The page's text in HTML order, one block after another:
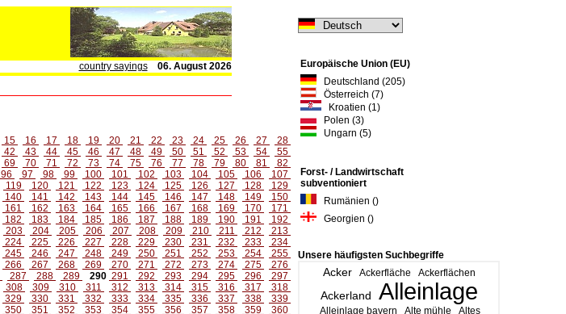
country sayings
06. August 2026
Europäische Union (EU)
Deutschland (205)
Österreich (7)
Kroatien (1)
Polen (3)
Ungarn (5)
Forst- / Landwirtschaft
subventioniert
Rumänien ()
Georgien ()
Unsere häufigsten Suchbegriffe
Acker Ackerfläche Ackerflächen
Ackerland Alleinlage
Alleinlage bayern Alte mühle
Altes
15 16 17 18 19 20 21 22 23 24 25 26 27
28
42 43 44 45 46 47 48 49 50 51 52 53 54
55
69 70 71 72 73 74 75 76 77 78 79 80 81
82
96 97 98 99 100 101 102 103 104 105 106
107
119 120 121 122 123 124 125 126 127 128
129
140 141 142 143 144 145 146 147 148 149
150
161 162 163 164 165 166 167 168 169 170
171
182 183 184 185 186 187 188 189 190 191
192
203 204 205 206 207 208 209 210 211 212
213
224 225 226 227 228 229 230 231 232 233
234
245 246 247 248 249 250 251 252 253 254
255
266 267 268 269 270 271 272 273 274 275
276
287 288 289 290 291 292 293 294 295 296
297
308 309 310 311 312 313 314 315 316 317
318
329 330 331 332 333 334 335 336 337 338
339
350 351 352 353 354 355 356 357 358 359
360